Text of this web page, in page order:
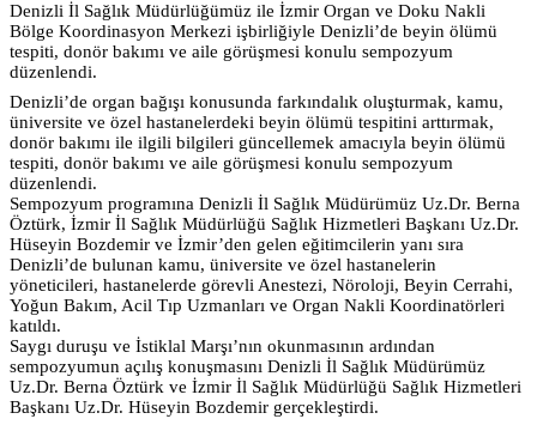
Denizli İl Sağlık Müdürlüğümüz ile İzmir Organ ve Doku Nakli
Bölge Koordinasyon Merkezi işbirliğiyle Denizli’de beyin ölümü
tespiti, donör bakımı ve aile görüşmesi konulu sempozyum
düzenlendi.
Denizli’de organ bağışı konusunda farkındalık oluşturmak, kamu,
üniversite ve özel hastanelerdeki beyin ölümü tespitini arttırmak,
donör bakımı ile ilgili bilgileri güncellemek amacıyla beyin ölümü
tespiti, donör bakımı ve aile görüşmesi konulu sempozyum
düzenlendi.
Sempozyum programına Denizli İl Sağlık Müdürümüz Uz.Dr. Berna
Öztürk, İzmir İl Sağlık Müdürlüğü Sağlık Hizmetleri Başkanı Uz.Dr.
Hüseyin Bozdemir ve İzmir’den gelen eğitimcilerin yanı sıra
Denizli’de bulunan kamu, üniversite ve özel hastanelerin
yöneticileri, hastanelerde görevli Anestezi, Nöroloji, Beyin Cerrahi,
Yoğun Bakım, Acil Tıp Uzmanları ve Organ Nakli Koordinatörleri
katıldı.
Saygı duruşu ve İstiklal Marşı’nın okunmasının ardından
sempozyumun açılış konuşmasını Denizli İl Sağlık Müdürümüz
Uz.Dr. Berna Öztürk ve İzmir İl Sağlık Müdürlüğü Sağlık Hizmetleri
Başkanı Uz.Dr. Hüseyin Bozdemir gerçekleştirdi.